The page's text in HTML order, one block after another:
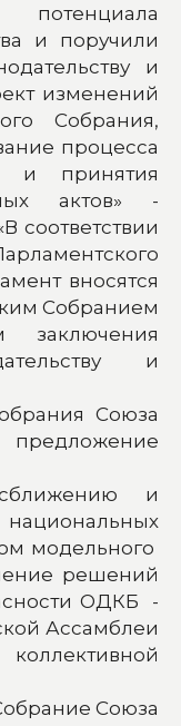
и поручили
и
изменений
Собрания,
процесса
и принятия
актов» -
соответствии
вносятся
Собранием
заключения
и
Союза
и
модельного
решений
ОДКБ -
Ассамблеи
Союза